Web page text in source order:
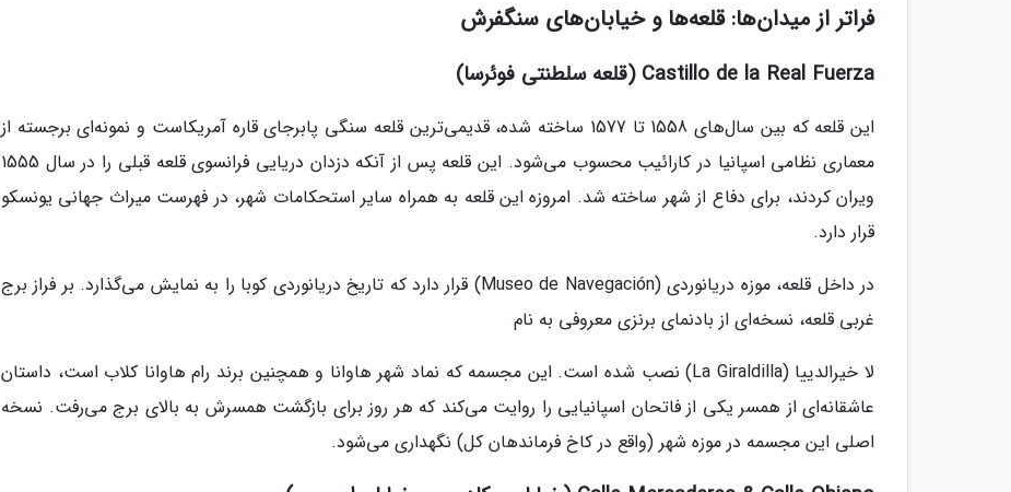
فراتر از میدان‌ها: قلعه‌ها و خیابان‌های سنگفرش
Castillo de la Real Fuerza (قلعه سلطنتی فوئرسا)
این قلعه که بین سال‌های 1558 تا 1577 ساخته شده، قدیمی‌ترین قلعه سنگی پابرجای قاره آمریکاست و نمونه‌ای برجسته از
معماری نظامی اسپانیا در کارائیب محسوب می‌شود. این قلعه پس از آنکه دزدان دریایی فرانسوی قلعه قبلی را در سال 1555
ویران کردند، برای دفاع از شهر ساخته شد. امروزه این قلعه به همراه سایر استحکامات شهر، در فهرست میراث جهانی یونسکو
قرار دارد.
در داخل قلعه، موزه دریانوردی (Museo de Navegación) قرار دارد که تاریخ دریانوردی کوبا را به نمایش می‌گذارد. بر فراز برج
غربی قلعه، نسخه‌ای از بادنمای برنزی معروفی به نام
لا خیرالدییا (La Giraldilla) نصب شده است. این مجسمه که نماد شهر هاوانا و همچنین برند رام هاوانا کلاب است، داستان
عاشقانه‌ای از همسر یکی از فاتحان اسپانیایی را روایت می‌کند که هر روز برای بازگشت همسرش به بالای برج می‌رفت. نسخه
اصلی این مجسمه در موزه شهر (واقع در کاخ فرماندهان کل) نگهداری می‌شود.